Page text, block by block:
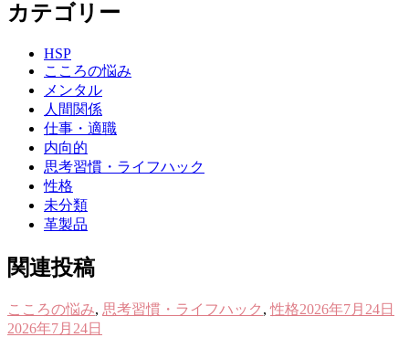
カテゴリー
HSP
こころの悩み
メンタル
人間関係
仕事・適職
内向的
思考習慣・ライフハック
性格
未分類
革製品
関連投稿
こころの悩み, 思考習慣・ライフハック ,性格2026年7月24日
2026年7月24日